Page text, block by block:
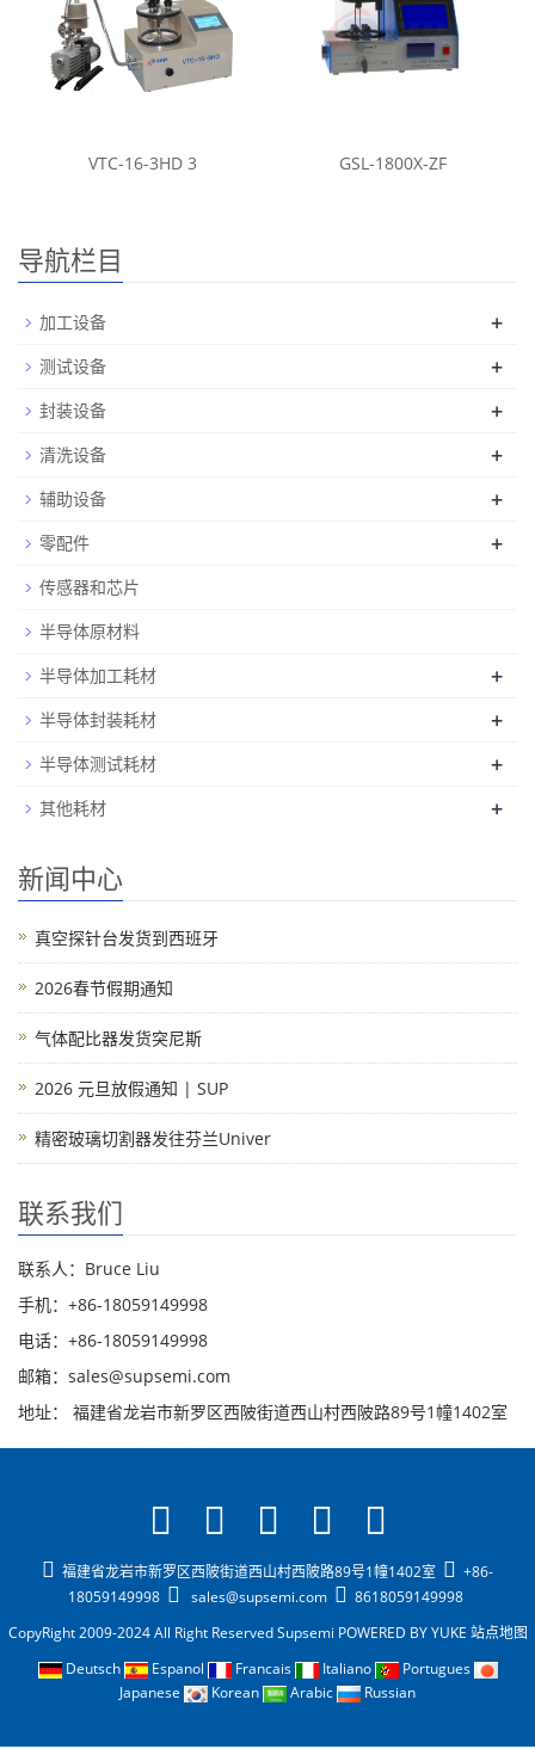
VTC-16-3HD 3 GSL-1800X-ZF
导航栏目
加工设备 +
测试设备 +
封装设备 +
清洗设备 +
辅助设备 +
零配件 +
传感器和芯片
半导体原材料
半导体加工耗材
+
半导体封装耗材 +
半导体测试耗材 +
其他耗材 +
新闻中心
真空探针台发货到西班牙
2026春节假期通知
气体配比器发货突尼斯
2026 元旦放假通知 | SUP
精密玻璃切割器发往芬兰Univer
联系我们
联系人：Bruce Liu
手机：+86-18059149998
电话：+86-18059149998
邮箱：sales@supsemi.com
地址： 福建省龙岩市新罗区西陂街道西山村西陂路89号1幢1402室
福建省龙岩市新罗区西陂街道西山村西陂路89号1幢1402室
+86-
18059149998
sales@supsemi.com
8618059149998
CopyRight 2009-2024 All Right Reserved Supsemi POWERED BY YUKE 站点地图
Deutsch
Espanol Francais Italiano
Portugues
Japanese
Korean Arabic Russian